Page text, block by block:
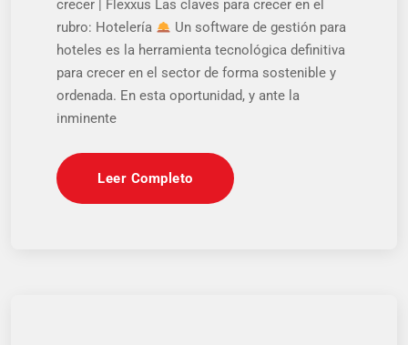
crecer | Flexxus Las claves para crecer en el
rubro: Hotelería
Un software de gestión para
hoteles es la herramienta tecnológica definitiva
para crecer en el sector de forma sostenible y
ordenada. En esta oportunidad, y ante la
inminente
Leer Completo